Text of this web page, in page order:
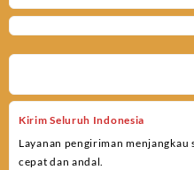
Kirim Seluruh Indonesia
Layanan pengiriman
cepat dan andal.